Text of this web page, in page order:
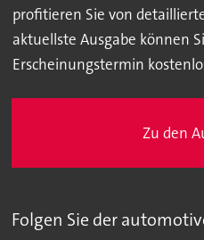
profitieren Sie von
aktuellste Ausgabe können
Erscheinungstermin
Zu den
Folgen Sie der